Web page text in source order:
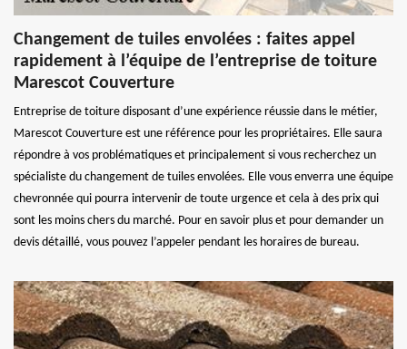
Changement de tuiles envolées : faites appel
rapidement à l’équipe de l’entreprise de toiture
Marescot Couverture
Entreprise de toiture disposant d’une expérience réussie dans le métier,
Marescot Couverture est une référence pour les propriétaires. Elle saura
répondre à vos problématiques et principalement si vous recherchez un
spécialiste du changement de tuiles envolées. Elle vous enverra une équipe
chevronnée qui pourra intervenir de toute urgence et cela à des prix qui
sont les moins chers du marché. Pour en savoir plus et pour demander un
devis détaillé, vous pouvez l’appeler pendant les horaires de bureau.